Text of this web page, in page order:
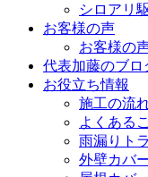
シロアリ
お客様の声
お客様の
代表加藤のブロ
お役立ち情報
施工の流
よくある
雨漏りト
外壁カバ